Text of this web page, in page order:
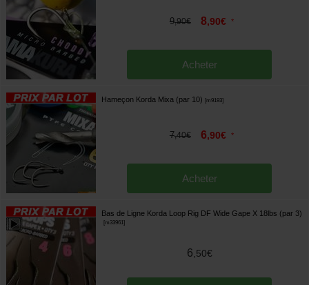
9,90€ 8,90€ *
Acheter
Hameçon Korda Mixa (par 10) [m9193]
7,40€ 6,90€ *
Acheter
Bas de Ligne Korda Loop Rig DF Wide Gape X 18lbs (par 3)
[m33961]
6 50€